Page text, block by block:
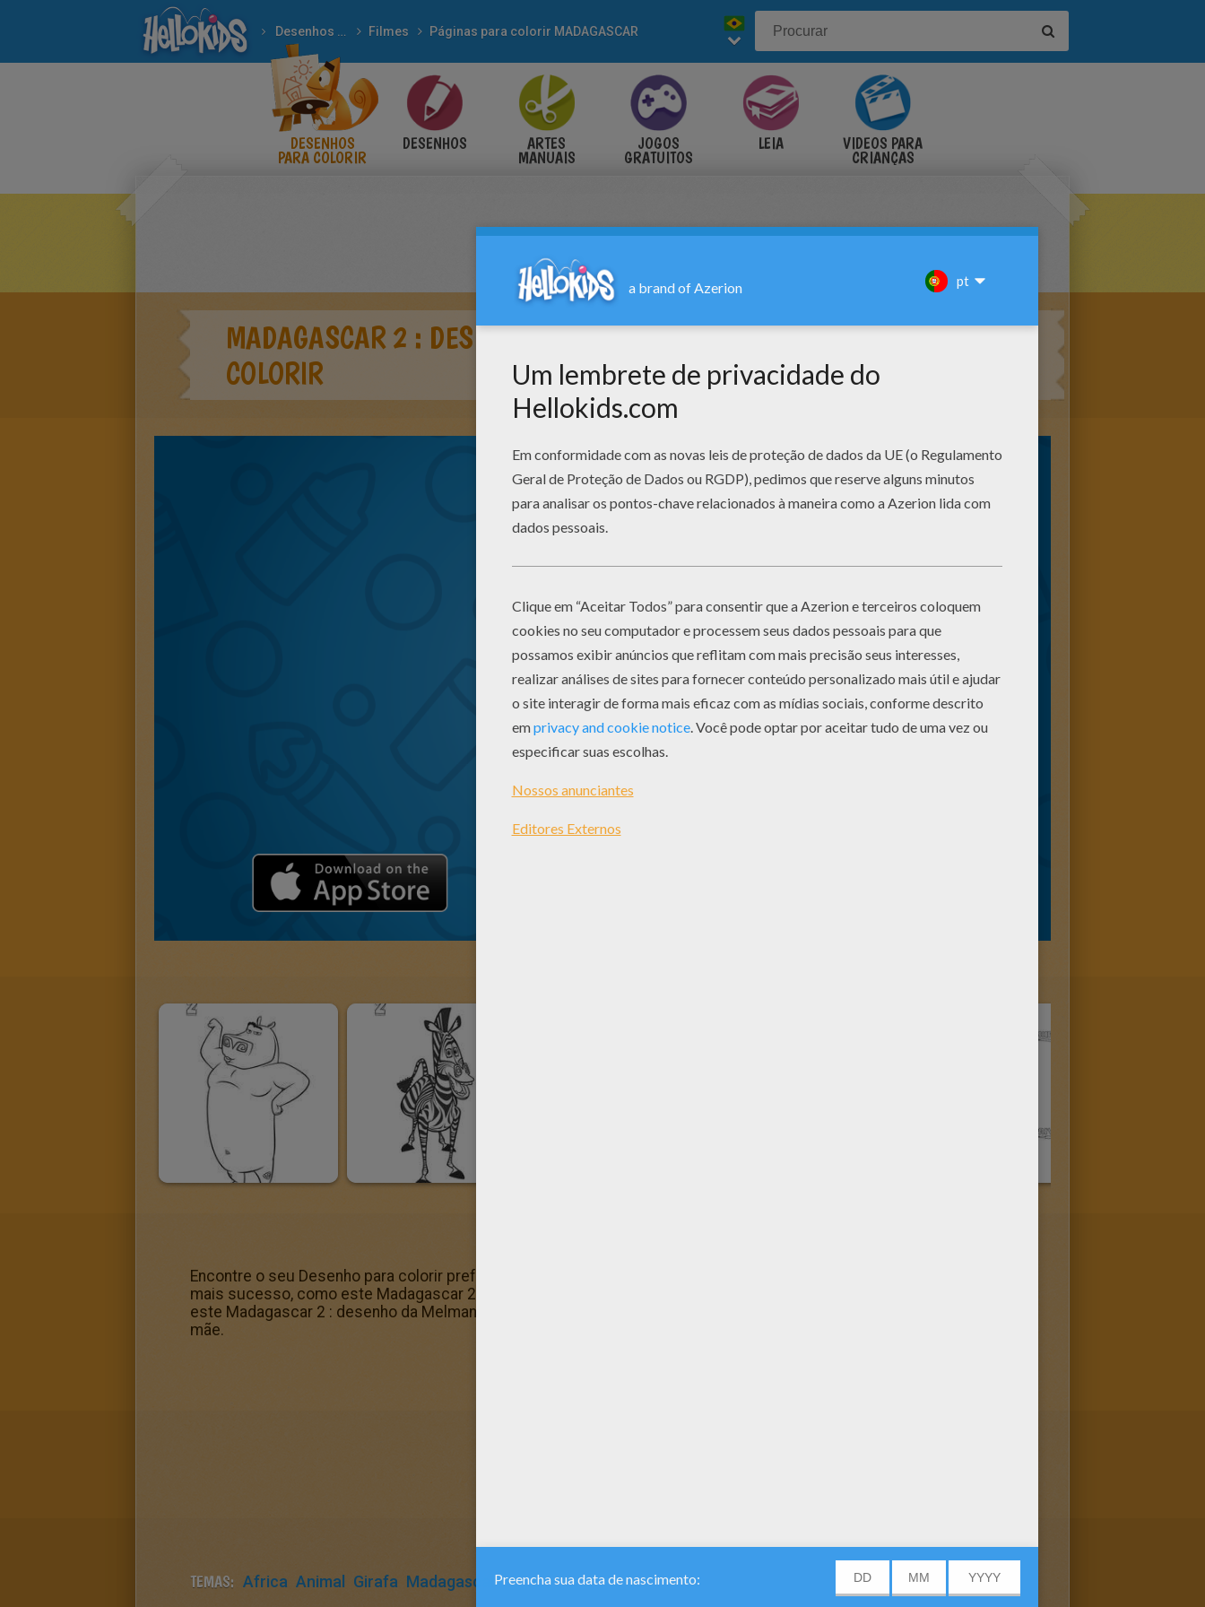
Desenhos para colorir Filmes Páginas para colorir MADAGASCAR
DESENHOS
PARA COLORIR
DESENHOS ARTES
MANUAIS
JOGOS
GRATUITOS
LEIA VÍDEOS PARA
CRIANÇAS
MADAGASCAR 2 : DESENHO DA MELMAN COM A GLÓRIA PARA
COLORIR
Encontre o seu Desenho para colorir preferido no Hellokids! Nós selecionamos as páginas para colorir que fazem
mais sucesso, como este Madagascar 2 : desenho da Melman com a Glória para colorir para você! Imprima e colora
este Madagascar 2 : desenho da Melman com a Glória para colorir. Será um ótimo presente para o seu pai ou sua
mãe.
TEMAS: Africa Animal Girafa Madagascar